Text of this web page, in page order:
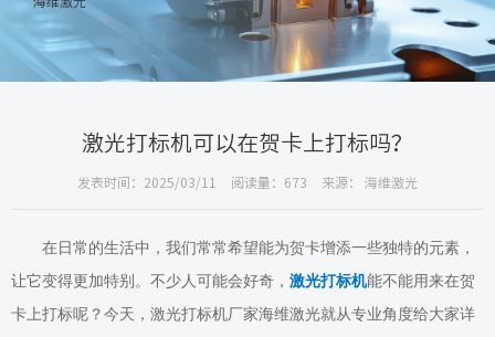
激光打标机可以在贺卡上打标吗？
发表时间：2025/03/11 阅读量：673 来源： 海维激光
在日常的生活中，我们常常希望能为贺卡增添一些独特的元素，
让它变得更加特别。不少人可能会好奇， 激光打标机能不能用来在贺
卡上打标呢？今天 ，激光打标机厂家海维激光就从专业角度给大家详